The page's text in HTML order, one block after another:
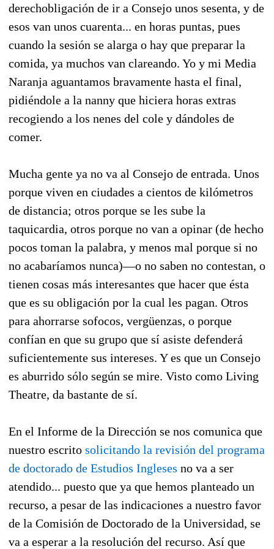
derechobligación de ir a Consejo unos sesenta, y de
esos van unos cuarenta... en horas puntas, pues
cuando la sesión se alarga o hay que preparar la
comida, ya muchos van clareando. Yo y mi Media
Naranja aguantamos bravamente hasta el final,
pidiéndole a la nanny que hiciera horas extras
recogiendo a los nenes del cole y dándoles de
comer.
Mucha gente ya no va al Consejo de entrada. Unos
porque viven en ciudades a cientos de kilómetros
de distancia; otros porque se les sube la
taquicardia, otros porque no van a opinar (de hecho
pocos toman la palabra, y menos mal porque si no
no acabaríamos nunca)—o no saben no contestan, o
tienen cosas más interesantes que hacer que ésta
que es su obligación por la cual les pagan. Otros
para ahorrarse sofocos, vergüenzas, o porque
confían en que su grupo que sí asiste defenderá
suficientemente sus intereses. Y es que un Consejo
es aburrido sólo según se mire. Visto como Living
Theatre, da bastante de sí.
En el Informe de la Dirección se nos comunica que
nuestro escrito solicitando la revisión del programa
de doctorado de Estudios Ingleses no va a ser
atendido... puesto que ya que hemos planteado un
recurso, a pesar de las indicaciones a nuestro favor
de la Comisión de Doctorado de la Universidad, se
va a esperar a la resolución del recurso. Así que